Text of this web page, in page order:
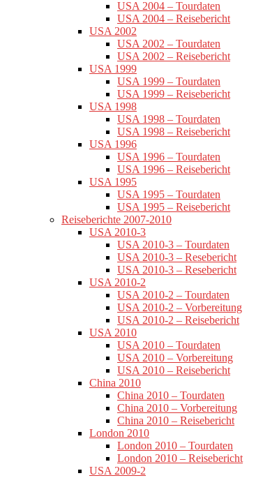
USA 2004 – Tourdaten
USA 2004 – Reisebericht
USA 2002
USA 2002 – Tourdaten
USA 2002 – Reisebericht
USA 1999
USA 1999 – Tourdaten
USA 1999 – Reisebericht
USA 1998
USA 1998 – Tourdaten
USA 1998 – Reisebericht
USA 1996
USA 1996 – Tourdaten
USA 1996 – Reisebericht
USA 1995
USA 1995 – Tourdaten
USA 1995 – Reisebericht
Reiseberichte 2007-2010
USA 2010-3
USA 2010-3 – Tourdaten
USA 2010-3 – Resebericht
USA 2010-3 – Resebericht
USA 2010-2
USA 2010-2 – Tourdaten
USA 2010-2 – Vorbereitung
USA 2010-2 – Reisebericht
USA 2010
USA 2010 – Tourdaten
USA 2010 – Vorbereitung
USA 2010 – Reisebericht
China 2010
China 2010 – Tourdaten
China 2010 – Vorbereitung
China 2010 – Reisebericht
London 2010
London 2010 – Tourdaten
London 2010 – Reisebericht
USA 2009-2